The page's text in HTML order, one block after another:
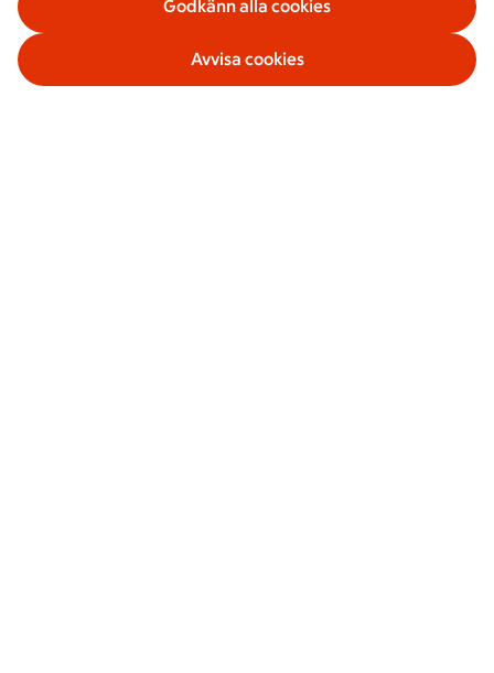
Godkänn alla cookies
Avvisa cookies